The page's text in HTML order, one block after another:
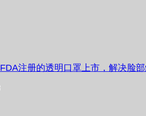
注册的透明口罩上市，解决脸